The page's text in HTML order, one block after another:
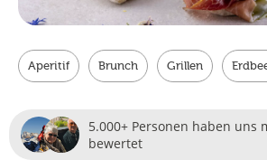
Aperitif Brunch Grillen
5.000+ Personen haben uns
bewertet